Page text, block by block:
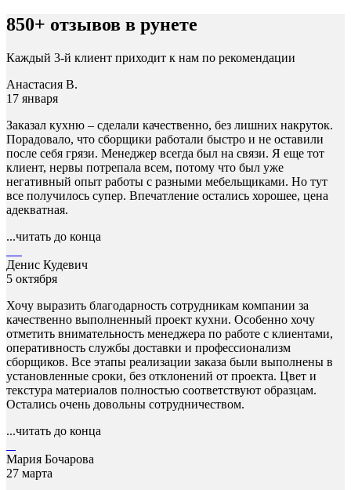
850+ отзывов в рунете
Каждый 3-й клиент приходит к нам по рекомендации
Анастасия В.
17 января
Заказал кухню – сделали качественно, без лишних накруток.
Порадовало, что сборщики работали быстро и не оставили
после себя грязи. Менеджер всегда был на связи. Я еще тот
клиент, нервы потрепала всем, потому что был уже
негативный опыт работы с разными мебельщиками. Но тут
все получилось супер. Впечатление остались хорошее, цена
адекватная.
...читать до конца
Денис Кудевич
5 октября
Хочу выразить благодарность сотрудникам компании за
качественно выполненный проект кухни. Особенно хочу
отметить внимательность менеджера по работе с клиентами,
оперативность службы доставки и профессионализм
сборщиков. Все этапы реализации заказа были выполнены в
установленные сроки, без отклонений от проекта. Цвет и
текстура материалов полностью соответствуют образцам.
Остались очень довольны сотрудничеством.
...читать до конца
Мария Бочарова
27 марта